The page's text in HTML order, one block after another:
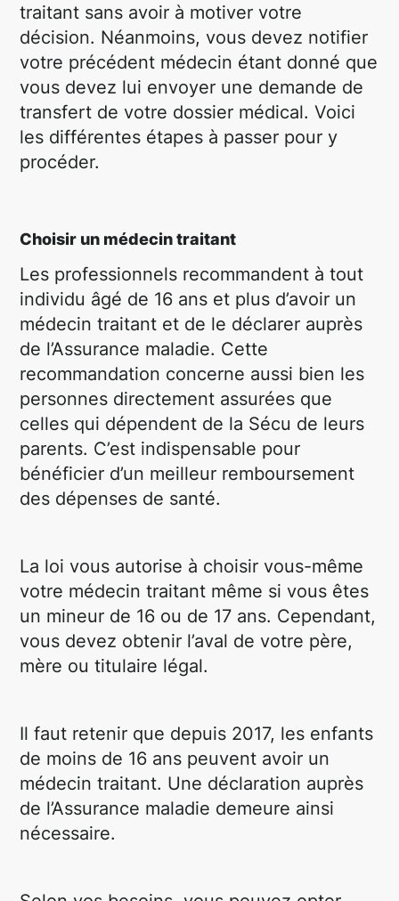
traitant sans avoir à motiver votre
décision. Néanmoins, vous devez notifier
votre précédent médecin étant donné que
vous devez lui envoyer une demande de
transfert de votre dossier médical. Voici
les différentes étapes à passer pour y
procéder.
Choisir un médecin traitant
Les professionnels recommandent à tout
individu âgé de 16 ans et plus d’avoir un
médecin traitant et de le déclarer auprès
de l’Assurance maladie. Cette
recommandation concerne aussi bien les
personnes directement assurées que
celles qui dépendent de la Sécu de leurs
parents. C’est indispensable pour
bénéficier d’un meilleur remboursement
des dépenses de santé.
La loi vous autorise à choisir vous-même
votre médecin traitant même si vous êtes
un mineur de 16 ou de 17 ans. Cependant,
vous devez obtenir l’aval de votre père,
mère ou titulaire légal.
Il faut retenir que depuis 2017, les enfants
de moins de 16 ans peuvent avoir un
médecin traitant. Une déclaration auprès
de l’Assurance maladie demeure ainsi
nécessaire.